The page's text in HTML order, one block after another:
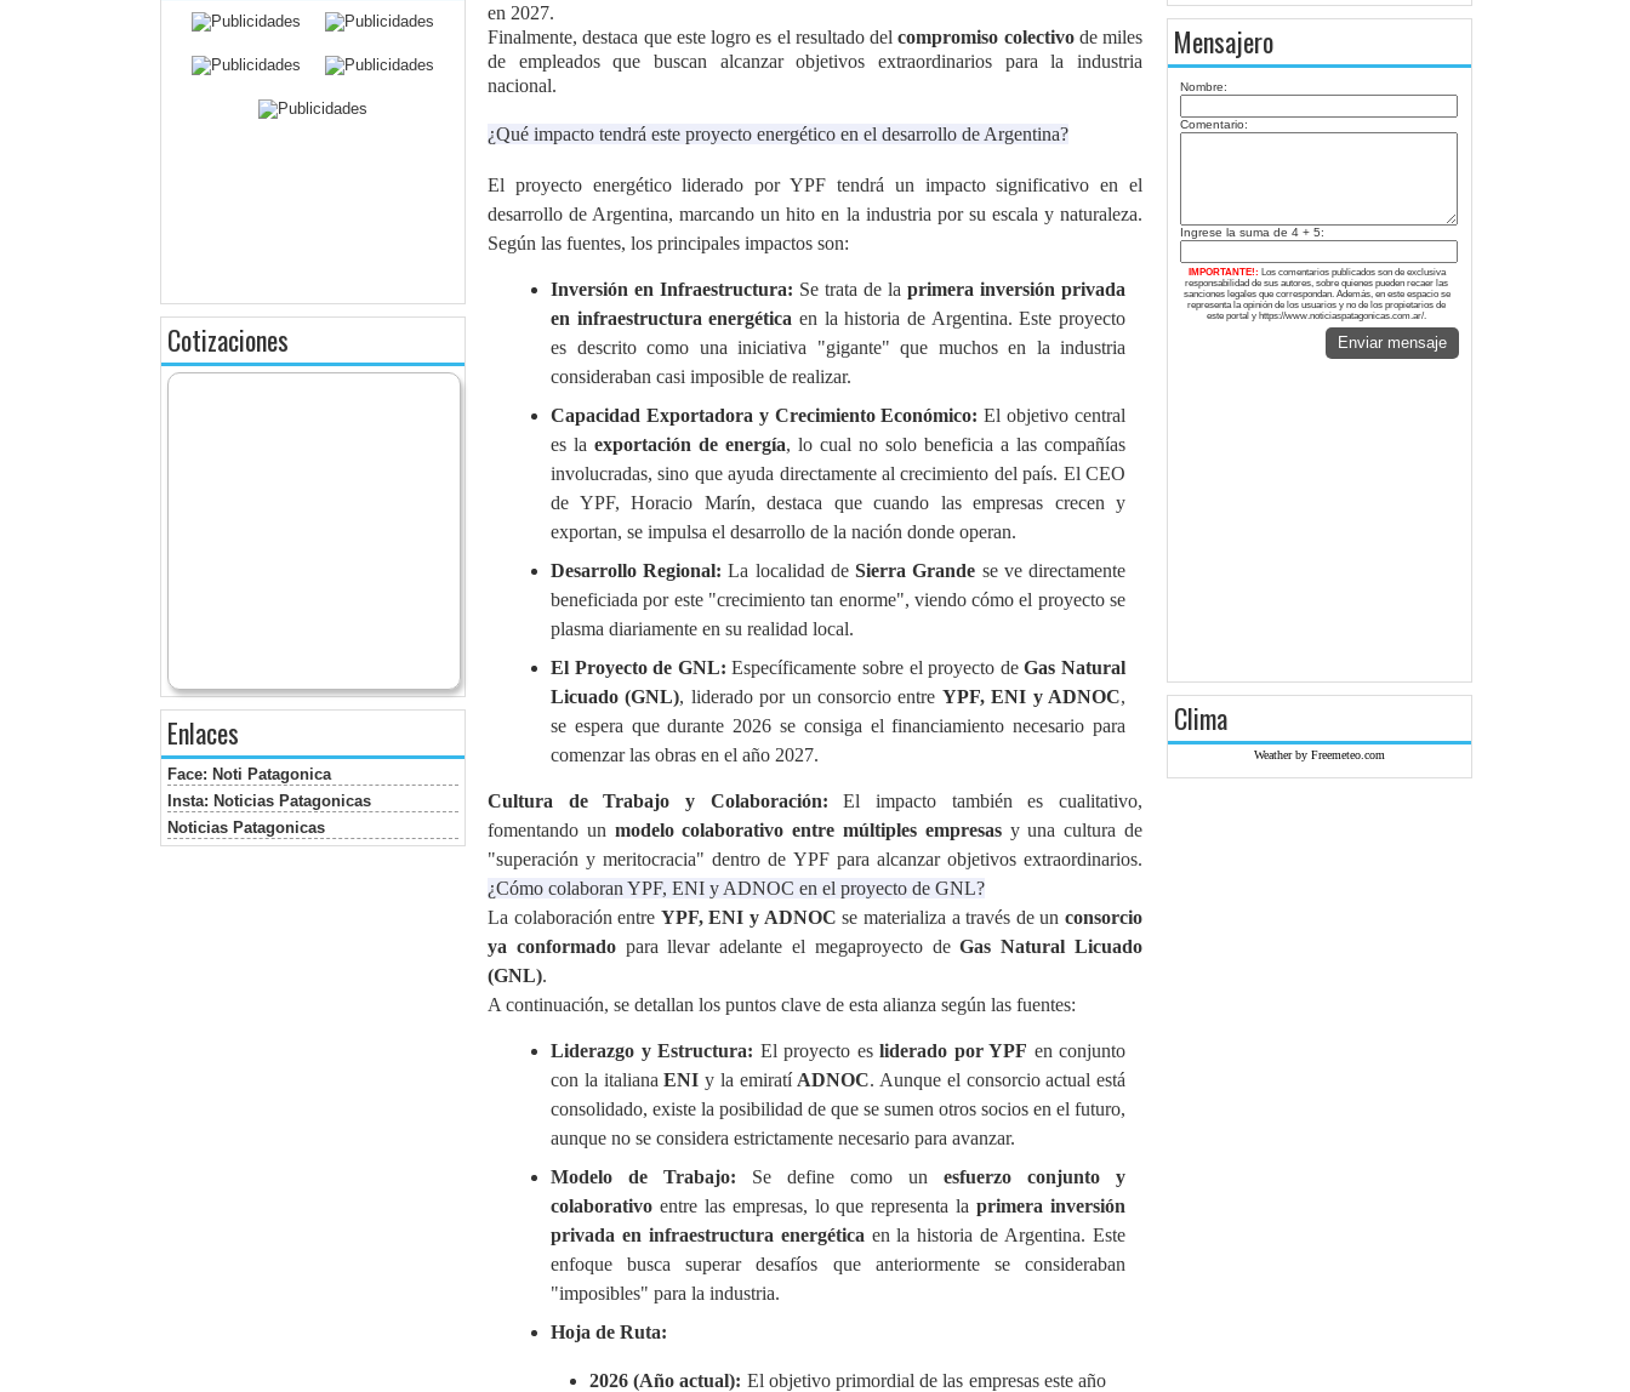
Cotizaciones
Enlaces
Face: Noti Patagonica
Insta: Noticias Patagonicas
Noticias Patagonicas
en 2027.
Finalmente, destaca que este logro es el resultado delcompromiso colectivode miles
de empleados que buscan alcanzar objetivos extraordinarios para la industria
nacional.
¿Qué impacto tendrá este proyecto energético en el desarrollo de Argentina?
El proyecto energético liderado por YPF tendrá un impacto significativo en el
desarrollo de Argentina, marcando un hito en la industria por su escala y naturaleza.
Según las fuentes, los principales impactos son:
Inversión en Infraestructura: Se trata de la primera inversión privada
en infraestructura energética en la historia de Argentina. Este proyecto
es descrito como una iniciativa "gigante" que muchos en la industria
consideraban casi imposible de realizar.
Capacidad Exportadora y Crecimiento Económico: El objetivo central
es la exportación de energía, lo cual no solo beneficia a las compañías
involucradas, sino que ayuda directamente al crecimiento del país. El CEO
de YPF, Horacio Marín, destaca que cuando las empresas crecen y
exportan, se impulsa el desarrollo de la nación donde operan.
Desarrollo Regional: La localidad deSierra Grande se ve directamente
beneficiada por este "crecimiento tan enorme", viendo cómo el proyecto se
plasma diariamente en su realidad local.
El Proyecto de GNL: Específicamente sobre el proyecto deGas Natural
Licuado (GNL), liderado por un consorcio entre YPF, ENI y ADNOC,
se espera que durante 2026 se consiga el financiamiento necesario para
comenzar las obras en el año 2027.
Cultura de Trabajo y Colaboración: El impacto también es cualitativo,
fomentando un modelo colaborativo entre múltiples empresasy una cultura de
"superación y meritocracia" dentro de YPF para alcanzar objetivos extraordinarios.
¿Cómo colaboran YPF, ENI y ADNOC en el proyecto de GNL?
La colaboración entre YPF, ENI y ADNOC se materializa a través de unconsorcio
ya conformadopara llevar adelante el megaproyecto deGas Natural Licuado
(GNL).
A continuación, se detallan los puntos clave de esta alianza según las fuentes:
Liderazgo y Estructura: El proyecto es liderado por YPF en conjunto
con la italianaENI y la emiratí ADNOC. Aunque el consorcio actual está
consolidado, existe la posibilidad de que se sumen otros socios en el futuro,
aunque no se considera estrictamente necesario para avanzar.
Modelo de Trabajo: Se define como un esfuerzo conjunto y
colaborativo entre las empresas, lo que representa laprimera inversión
privada en infraestructura energética en la historia de Argentina. Este
enfoque busca superar desafíos que anteriormente se consideraban
"imposibles" para la industria.
Hoja de Ruta:
2026 (Año actual): El objetivo primordial de las empresas este año
Mensajero
Nombre:
Comentario:
Ingrese la suma de 4 + 5:
IMPORTANTE!: Los comentarios publicados son de exclusiva
responsabilidad de sus autores, sobre quienes pueden recaer las
sanciones legales que correspondan. Además, en este espacio se
representa la opinión de los usuarios y no de los propietarios de
este portal y https://www.noticiaspatagonicas.com.ar/.
Enviar mensaje
Clima
Weather by Freemeteo.com